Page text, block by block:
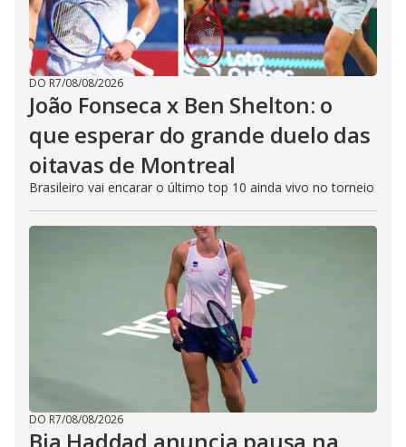
DO R7/08/08/2026
João Fonseca x Ben Shelton: o
que esperar do grande duelo das
oitavas de Montreal
Brasileiro vai encarar o último top 10 ainda vivo no torneio
DO R7/08/08/2026